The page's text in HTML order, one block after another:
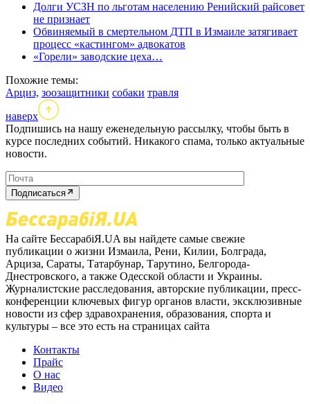
Долги УСЗН по льготам населению Ренийский райсовет
не признает
Обвиняемый в смертельном ДТП в Измаиле затягивает
процесс «кастингом» адвокатов
«Горели» заводские цеха…
Похожие темы:
Арциз, зоозащитники собаки травля
наверх
Подпишись на нашу еженедельную рассылку, чтобы быть в
курсе последних событий. Никакого спама, только актуальные
новости.
Подписаться
На сайте БессарабіЯ.UA вы найдете самые свежие
публикации о жизни Измаила, Рени, Килии, Болграда,
Арциза, Сараты, Татарбунар, Тарутино, Белгорода-
Днестровского, а также Одесской области и Украины.
Журналистские расследования, авторские публикации, пресс-
конференции ключевых фигур органов власти, эксклюзивные
новости из сфер здравохранения, образования, спорта и
культуры – все это есть на страницах сайта
Контакты
Прайс
О нас
Видео